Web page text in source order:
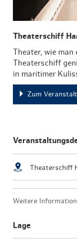
Theaterschiff
Theater, wie
Theaterschiff
in maritimer
Zum
Theaterschiff
Weitere
Lage